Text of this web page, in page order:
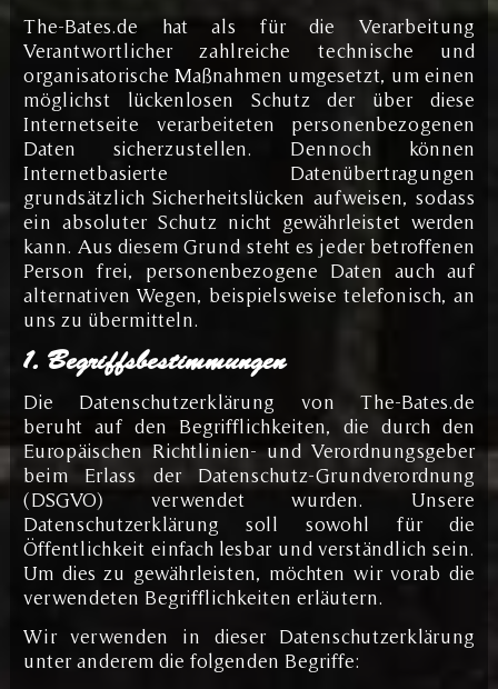
The-Bates.de hat als für die Verarbeitung
Verantwortlicher zahlreiche technische und
organisatorische Maßnahmen umgesetzt, um einen
möglichst lückenlosen Schutz der über diese
Internetseite verarbeiteten personenbezogenen
Daten sicherzustellen. Dennoch können
Internetbasierte Datenübertragungen
grundsätzlich Sicherheitslücken aufweisen, sodass
ein absoluter Schutz nicht gewährleistet werden
kann. Aus diesem Grund steht es jeder betroffenen
Person frei, personenbezogene Daten auch auf
alternativen Wegen, beispielsweise telefonisch, an
uns zu übermitteln.
1. Begriffsbestimmungen
Die Datenschutzerklärung von The-Bates.de
beruht auf den Begrifflichkeiten, die durch den
Europäischen Richtlinien- und Verordnungsgeber
beim Erlass der Datenschutz-Grundverordnung
(DSGVO) verwendet wurden. Unsere
Datenschutzerklärung soll sowohl für die
Öffentlichkeit einfach lesbar und verständlich sein.
Um dies zu gewährleisten, möchten wir vorab die
verwendeten Begrifflichkeiten erläutern.
Wir verwenden in dieser Datenschutzerklärung
unter anderem die folgenden Begriffe: